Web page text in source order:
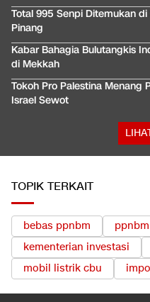
Total 995 Senpi Ditemukan
Pinang
Kabar Bahagia Bulutangkis
di Mekkah
Tokoh Pro Palestina Menang
Israel Sewot
TOPIK TERKAIT
bebas ppnbm
ppnbm
kementerian investasi
mobil listrik cbu